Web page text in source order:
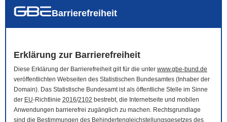
auch in allen Texten suchen (Volltextsuche)
Barrierefreiheit
Erklärung zur Barrierefreiheit
Diese Erklärung der Barrierefreiheit gilt für die unter www.gbe-bund.de
veröffentlichten Webseiten des Statistischen Bundesamtes (Inhaber der
Domain). Das Statistische Bundesamt ist als öffentliche Stelle im Sinne
der EU-Richtlinie 2016/2102 bestrebt, die Internetseite und mobilen
Anwendungen barrierefrei zugänglich zu machen. Rechtsgrundlage
sind die Bestimmungen des Behindertengleichstellungsgesetzes des